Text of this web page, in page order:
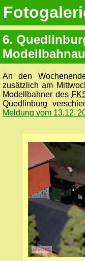
6.
An den
zusätzlich am
Modellbahner des
Quedlinburg
Meldung vom 13.12.